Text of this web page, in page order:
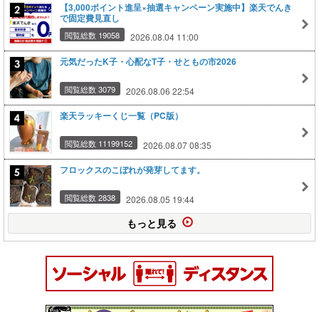
【3,000ポイント進呈×抽選キャンペーン実施中】楽天でんき
で固定費見直し
閲覧総数 19058 2026.08.04 11:00
元気だったK子・心配なT子・せともの市2026
閲覧総数 3079 2026.08.06 22:54
楽天ラッキーくじ一覧（PC版）
閲覧総数 11199152 2026.08.07 08:35
フロックスのこぼれが発芽してます。
閲覧総数 2838 2026.08.05 19:44
もっと見る